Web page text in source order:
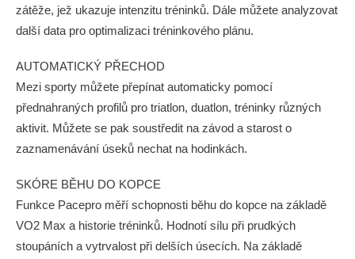
zátěže, jež ukazuje intenzitu tréninků. Dále můžete analyzovat
další data pro optimalizaci tréninkového plánu.
AUTOMATICKÝ PŘECHOD
Mezi sporty můžete přepínat automaticky pomocí
přednahraných profilů pro triatlon, duatlon, tréninky různých
aktivit. Můžete se pak soustředit na závod a starost o
zaznamenávání úseků nechat na hodinkách.
SKÓRE BĚHU DO KOPCE
Funkce Pacepro měří schopnosti běhu do kopce na základě
VO2 Max a historie tréninků. Hodnotí sílu při prudkých
stoupáních a vytrvalost při delších úsecích. Na základě